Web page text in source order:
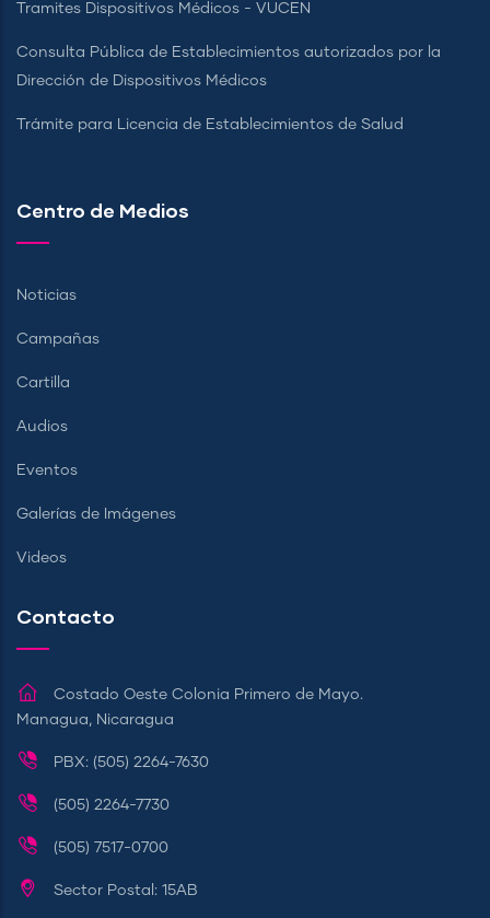
Tramites Dispositivos Médicos - VUCEN
Consulta Pública de Establecimientos autorizados por la
Dirección de Dispositivos Médicos
Trámite para Licencia de Establecimientos de Salud
Centro de Medios
Noticias
Campañas
Cartilla
Audios
Eventos
Galerías de Imágenes
Videos
Contacto
Costado Oeste Colonia Primero de Mayo.
Managua, Nicaragua
PBX: (505) 2264-7630
(505) 2264-7730
(505) 7517-0700
Sector Postal: 15AB